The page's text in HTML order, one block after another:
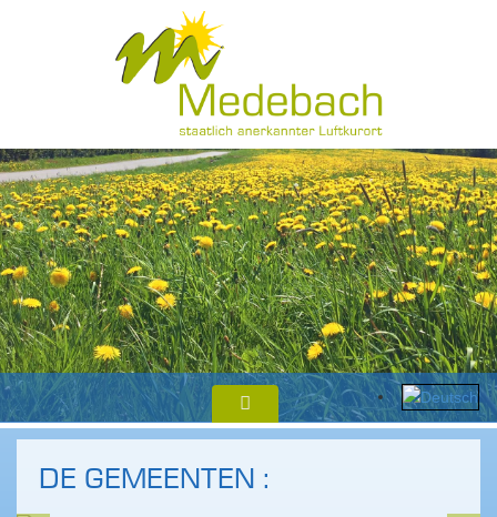
DE GEMEENTEN :